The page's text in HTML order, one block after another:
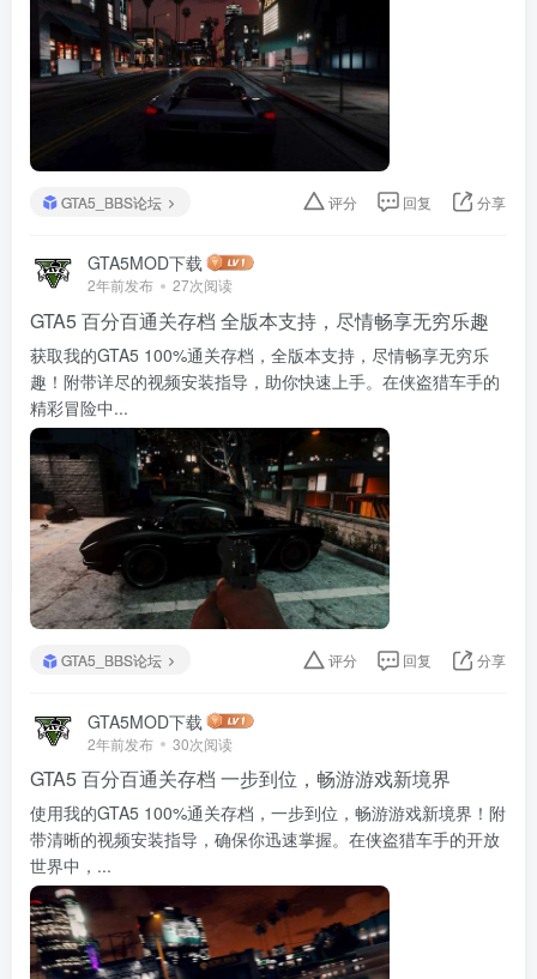
GTA5_BBS论坛 评分 回复 分享
GTA5MOD下载
2年前发布 27次阅读
GTA5 百分百通关存档 全版本支持，尽情畅享无穷乐趣
获取我的GTA5 100%通关存档，全版本支持，尽情畅享无穷乐
趣！附带详尽的视频安装指导，助你快速上手。在侠盗猎车手的
精彩冒险中...
GTA5_BBS论坛 评分 回复 分享
GTA5MOD下载
2年前发布 30次阅读
GTA5 百分百通关存档 一步到位，畅游游戏新境界
使用我的GTA5 100%通关存档，一步到位，畅游游戏新境界！附
带清晰的视频安装指导，确保你迅速掌握。在侠盗猎车手的开放
世界中，...